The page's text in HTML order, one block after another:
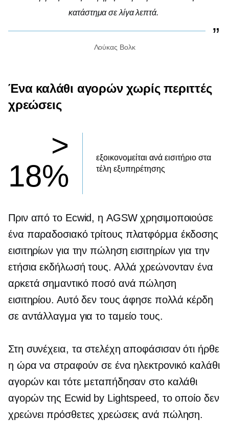
κατάστημα σε λίγα λεπτά.
Λούκας Βολκ
Ένα καλάθι αγορών χωρίς περιττές
χρεώσεις
>
18%
εξοικονομείται ανά εισιτήριο στα
τέλη εξυπηρέτησης
Πριν από το Ecwid, η AGSW χρησιμοποιούσε
ένα παραδοσιακότρίτους πλατφόρμα έκδοσης
εισιτηρίων για την πώληση εισιτηρίων για την
ετήσια εκδήλωσή τους. Αλλά χρεώνονταν ένα
αρκετά σημαντικό ποσό ανά πώληση
εισιτηρίου. Αυτό δεν τους άφησε πολλά κέρδη
σε αντάλλαγμα για το ταμείο τους.
Στη συνέχεια, τα στελέχη αποφάσισαν ότι ήρθε
η ώρα να στραφούν σε ένα ηλεκτρονικό καλάθι
αγορών και τότε μεταπήδησαν στο καλάθι
αγορών της Ecwid by Lightspeed, το οποίο δεν
χρεώνει πρόσθετες χρεώσεις ανά πώληση.